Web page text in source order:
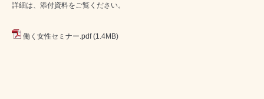
詳細は、添付資料をご覧ください。
働く女性セミナー.pdf (1.4MB)